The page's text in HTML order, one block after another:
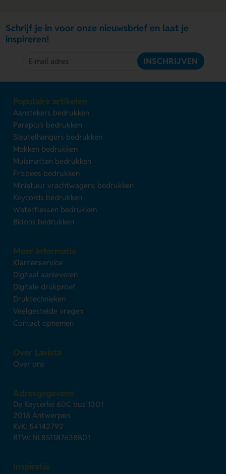
Schrijf je in voor onze nieuwsbrief en laat je
inspireren!
INSCHRIJVEN
Populaire artikelen
Aanstekers bedrukken
Paraplu's bedrukken
Sleutelhangers bedrukken
Mokken bedrukken
Muismatten bedrukken
Frisbees bedrukken
Miniatuur vrachtwagens bedrukken
Keycords bedrukken
Waterflessen bedrukken
Bidons bedrukken
Meer informatie
Klantenservice
Digitaal aanleveren
Digitale drukproef
Druktechnieken
Veelgestelde vragen
Contact opnemen
Over Lavista
Over ons
Adresgegevens
De Keyserlei 60C bus 1301
2018 Antwerpen
KvK: 54142792
BTW: NL851187638B01
Inspiratie